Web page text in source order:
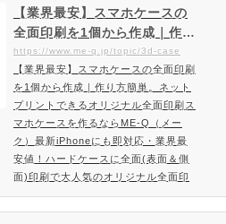
用・オリジナルグッズを販売されてい
る作家様・販促品・ノベルティに最適
はコスパ◎のオリジナルソフトケース
れるME-Qでも人気のソフトケース。
大手企業・ショップでもご利用いた…
【業界最安】スマホケースの
全面印刷を1個から作成｜作り
方簡単。ネットプリントでき
るオリジナル全面印刷スマホ
ケースを作るならME-Q（メー
ク）
https://www.me-q.jp/topic/3d-case
【業界最安】スマホケースの全面印刷
を1個から作成｜作り方簡単。ネット
プリントできるオリジナル全面印刷ス
マホケースを作るならME-Q（メー
ク）最新iPhoneにも即対応・業界最
安値！ハードケースに全面(表面＆側
面)印刷で大人気のオリジナル全面印
刷スマホケーススマホケースに超硬質
コーティングで驚きの綺麗な仕上が